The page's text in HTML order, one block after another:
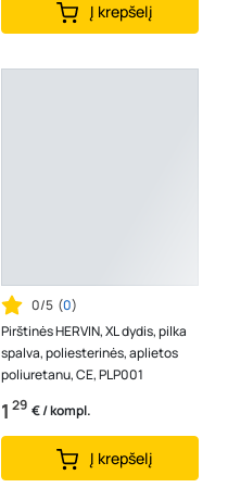
Į krepšelį
0/5 (0)
Pirštinės HERVIN, XL dydis, pilka
spalva, poliesterinės, aplietos
poliuretanu, CE, PLP001
1 29 € / kompl.
Į krepšelį